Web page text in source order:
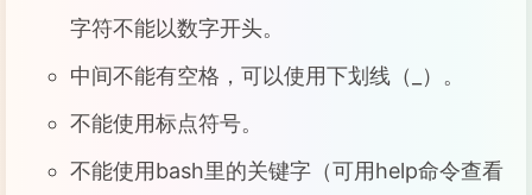
字符不能以数字开头。
中间不能有空格，可以使用下划线（_）。
不能使用标点符号。
不能使用bash里的关键字（可用help命令查看